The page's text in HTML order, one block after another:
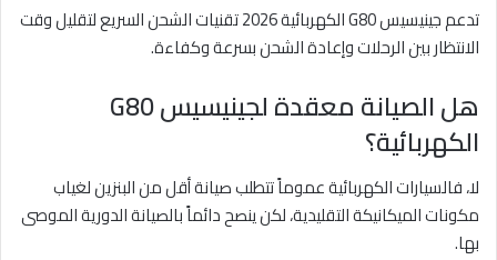
تدعم جينيسيس G80 الكهربائية 2026 تقنيات الشحن السريع لتقليل وقت
الانتظار بين الرحلات وإعادة الشحن بسرعة وكفاءة.
هل الصيانة معقدة لجينيسيس G80
الكهربائية؟
لا، فالسيارات الكهربائية عموماً تتطلب صيانة أقل من البنزين لغياب
مكونات الميكانيكة التقليدية، لكن ينصح دائماً بالصيانة الدورية الموصى
بها.